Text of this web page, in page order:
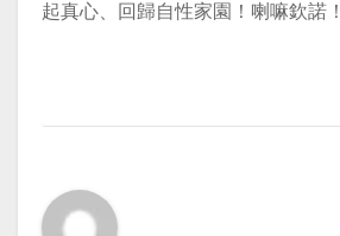
起真心、回歸自性家園！喇嘛欽諾